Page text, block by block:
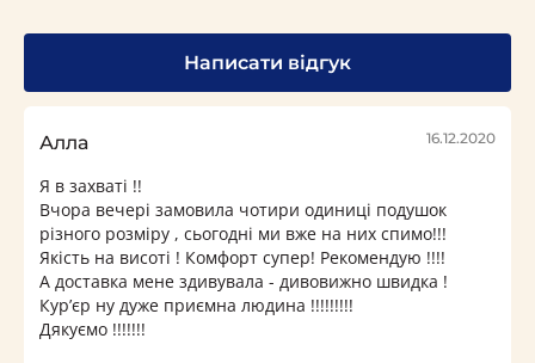
Написати відгук
Алла 16.12.2020
Я в захваті !!
Вчора вечері замовила чотири одиниці подушок
різного розміру , сьогодні ми вже на них спимо!!!
Якість на висоті ! Комфорт супер! Рекомендую !!!!
А доставка мене здивувала - дивовижно швидка !
Кур’єр ну дуже приємна людина !!!!!!!!!
Дякуємо !!!!!!!